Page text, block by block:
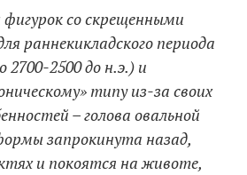
со скрещенными
раннекикладского периода
2500 до н.э.) и
типу из-за своих
– голова овальной
запрокинута назад,
и покоятся на животе,